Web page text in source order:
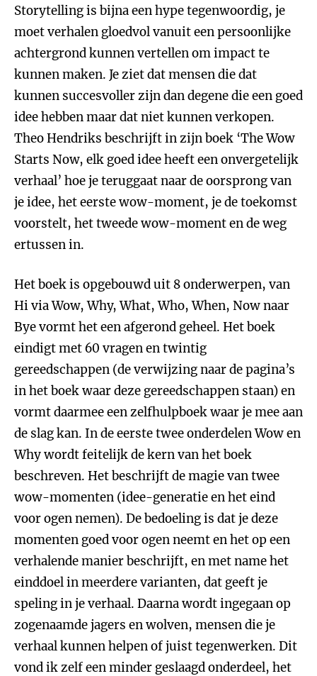
Storytelling is bijna een hype tegenwoordig, je
moet verhalen gloedvol vanuit een persoonlijke
achtergrond kunnen vertellen om impact te
kunnen maken. Je ziet dat mensen die dat
kunnen succesvoller zijn dan degene die een goed
idee hebben maar dat niet kunnen verkopen.
Theo Hendriks beschrijft in zijn boek ‘The Wow
Starts Now, elk goed idee heeft een onvergetelijk
verhaal’ hoe je teruggaat naar de oorsprong van
je idee, het eerste wow-moment, je de toekomst
voorstelt, het tweede wow-moment en de weg
ertussen in.
Het boek is opgebouwd uit 8 onderwerpen, van
Hi via Wow, Why, What, Who, When, Now naar
Bye vormt het een afgerond geheel. Het boek
eindigt met 60 vragen en twintig
gereedschappen (de verwijzing naar de pagina’s
in het boek waar deze gereedschappen staan) en
vormt daarmee een zelfhulpboek waar je mee aan
de slag kan. In de eerste twee onderdelen Wow en
Why wordt feitelijk de kern van het boek
beschreven. Het beschrijft de magie van twee
wow-momenten (idee-generatie en het eind
voor ogen nemen). De bedoeling is dat je deze
momenten goed voor ogen neemt en het op een
verhalende manier beschrijft, en met name het
einddoel in meerdere varianten, dat geeft je
speling in je verhaal. Daarna wordt ingegaan op
zogenaamde jagers en wolven, mensen die je
verhaal kunnen helpen of juist tegenwerken. Dit
vond ik zelf een minder geslaagd onderdeel, het